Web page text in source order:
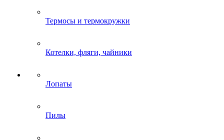
Термосы и термокружки
Котелки, фляги, чайники
Лопаты
Пилы